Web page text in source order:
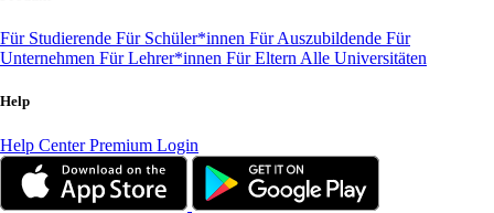
Für Studierende Für Schüler*innen Für Auszubildende Für
Unternehmen Für Lehrer*innen Für Eltern Alle Universitäten
Help
Help CenterPremium Login